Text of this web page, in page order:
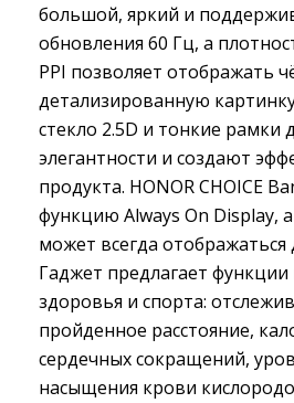
большой, яркий и
обновления 60 Гц, а
PPI позволяет отображать
детализированную
стекло 2.5D и тонкие рамки
элегантности и создают
продукта. HONOR CHOICE
функцию Always On Display,
может всегда отображаться
Гаджет предлагает
здоровья и спорта:
пройденное расстояние,
сердечных сокращений,
насыщения крови